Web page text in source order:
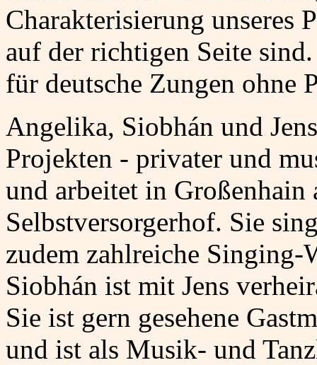
Charakterisierung unseres
auf der richtigen Seite
für deutsche Zungen ohne
Angelika, Siobhán und
Projekten - privater und
und arbeitet in
Selbstversorgerhof. Sie
zudem zahlreiche Singing-
Siobhán ist mit Jens
Sie ist gern gesehene
und ist als Musik- und